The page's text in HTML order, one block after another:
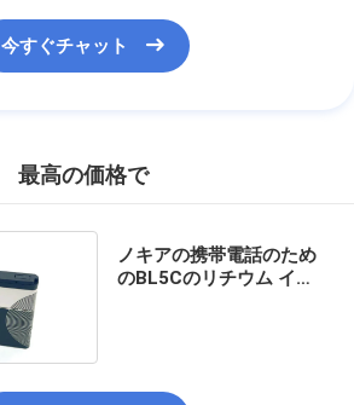
今すぐチャット
最高の価格で
ノキアの携帯電話のため
のBL5Cのリチウム イオ